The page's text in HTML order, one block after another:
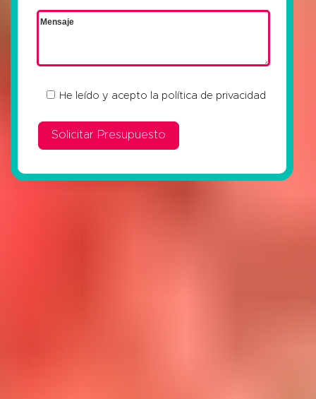
He leído y acepto la política de privacidad